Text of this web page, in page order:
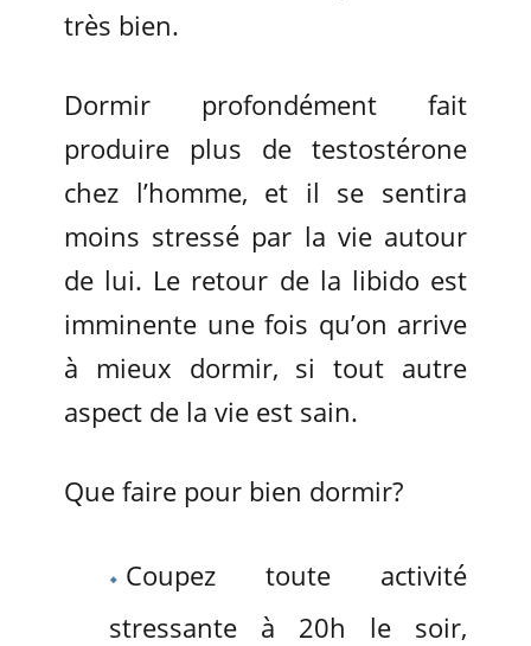
très bien.
Dormir profondément fait
produire plus de testostérone
chez l’homme, et il se sentira
moins stressé par la vie autour
de lui. Le retour de la libido est
imminente une fois qu’on arrive
à mieux dormir, si tout autre
aspect de la vie est sain.
Que faire pour bien dormir?
Coupez toute activité
stressante à 20h le soir,